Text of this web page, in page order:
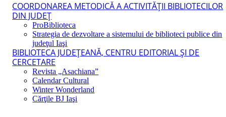
COORDONAREA METODICĂ A ACTIVITĂŢII BIBLIOTECILOR
DIN JUDEŢ
ProBiblioteca
Strategia de dezvoltare a sistemului de biblioteci publice din
judeţul Iaşi
BIBLIOTECA JUDEŢEANĂ, CENTRU EDITORIAL ŞI DE
CERCETARE
Revista „Asachiana”
Calendar Cultural
Winter Wonderland
Cărţile BJ Iaşi